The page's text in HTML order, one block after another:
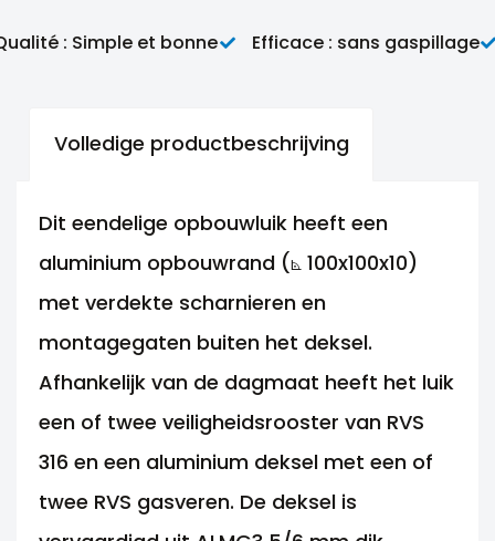
: Simple et bonne Efficace : sans gaspillage
Volledige productbeschrijving
Dit eendelige opbouwluik heeft een
aluminium opbouwrand (⦝ 100x100x10)
met verdekte scharnieren en
montagegaten buiten het deksel.
Afhankelijk van de dagmaat heeft het luik
een of twee veiligheidsrooster van RVS
316 en een aluminium deksel met een of
twee RVS gasveren. De deksel is